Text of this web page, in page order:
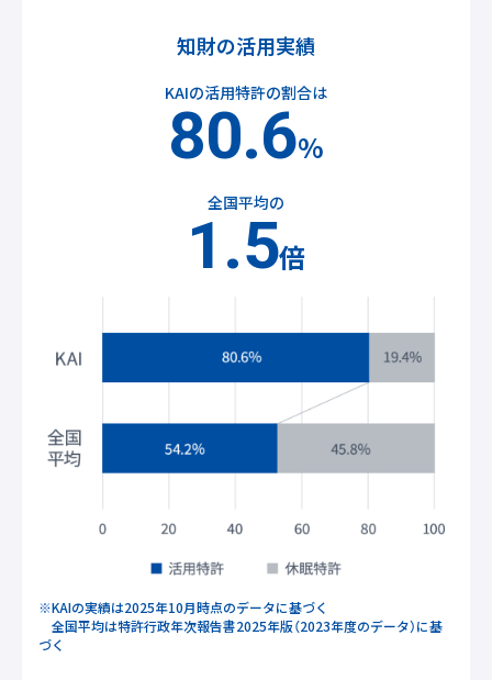
知財の活用実績
KAIの活用特許の割合は
80.6%
全国平均の
1.5倍
※KAIの実績は2025年10月時点のデータに基づく
全国平均は特許行政年次報告書2025年版（2023年度のデータ）に基
づく